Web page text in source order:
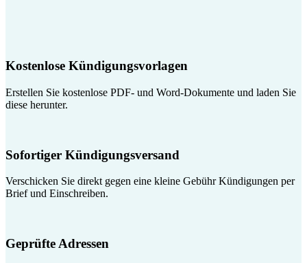
Kostenlose Kündigungsvorlagen
Erstellen Sie kostenlose PDF- und Word-Dokumente und laden Sie
diese herunter.
Sofortiger Kündigungsversand
Verschicken Sie direkt gegen eine kleine Gebühr Kündigungen per
Brief und Einschreiben.
Geprüfte Adressen